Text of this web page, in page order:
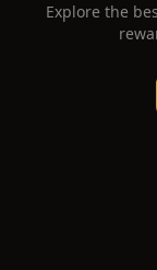
Explore the